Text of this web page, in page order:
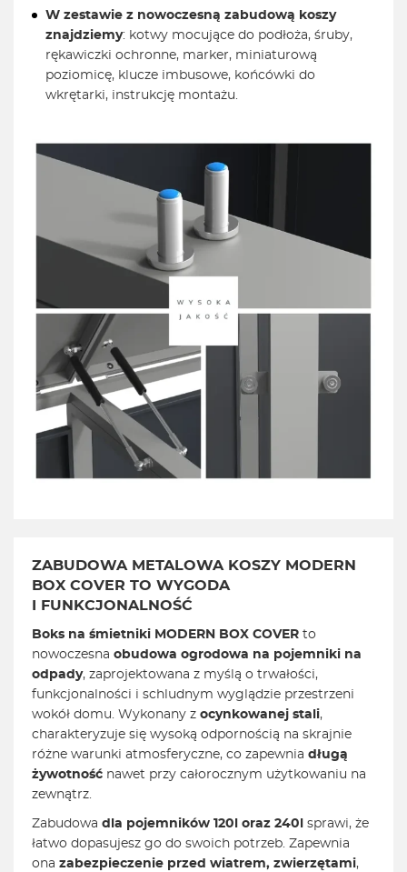
W zestawie z nowoczesną zabudową koszy
znajdziemy: kotwy mocujące do podłoża, śruby,
rękawiczki ochronne, marker, miniaturową
poziomicę, klucze imbusowe, końcówki do
wkrętarki, instrukcję montażu.
ZABUDOWA METALOWA KOSZY MODERN
BOX COVER TO WYGODA
I FUNKCJONALNOŚĆ
Boks na śmietniki MODERN BOX COVER to
nowoczesna obudowa ogrodowa na pojemniki na
odpady, zaprojektowana z myślą o trwałości,
funkcjonalności i schludnym wyglądzie przestrzeni
wokół domu. Wykonany z ocynkowanej stali,
charakteryzuje się wysoką odpornością na skrajnie
różne warunki atmosferyczne, co zapewnia długą
żywotność nawet przy całorocznym użytkowaniu na
zewnątrz.
Zabudowa dla pojemników 120l oraz 240l sprawi, że
łatwo dopasujesz go do swoich potrzeb. Zapewnia
ona zabezpieczenie przed wiatrem, zwierzętami,